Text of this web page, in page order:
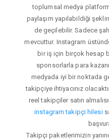
toplumsal medya
paylaşım yapılabildiği
de geçilebilir. Sadece
mevcuttur. Instagram
bir iş için birçok hesap
sponsorlarla para
medyada iyi bir noktada
takipçiye ihtiyacınız
reel takipçiler satın
instagram takipçi hilesi
Takipçi paketlerimizin